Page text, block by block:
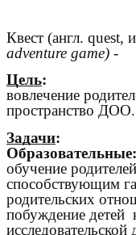
Квест (англ. quest,
adventure game) -
Цель:
вовлечение
пространство ДОО.
Задачи:
Образовательные:
обучение
способствующим
родительских
побуждение детей